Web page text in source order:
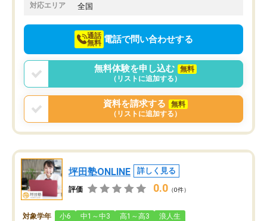
対応エリア 全国
通話
無料 電話で問い合わせする
無料体験を申し込む
無料
（リストに追加する）
資料を請求する
無料
（リストに追加する）
坪田塾ONLINE 詳しく見る
評価 0.0 （0件）
対象学年 小6 中1～中3 高1～高3 浪人生